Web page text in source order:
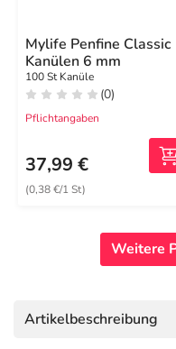
Mylife Penfine Classic
Kanülen 6 mm
100 St Kanüle
(0)
Pflichtangaben
37,99 €
(0,38 €/1 St)
Weitere
Artikelbeschreibung